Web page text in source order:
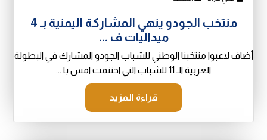
منتخب الجودو ينهي المشاركة اليمنية بـ 4
ميداليات ف ...
أضاف لاعبوا منتخبنا الوطني للشباب الجودو المشارك في البطولة
العربية الـ 11 للشباب التي اختتمت امس با ...
قراءة المزيد